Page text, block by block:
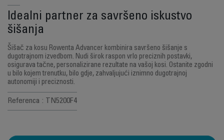
Idealni partner za savršeno iskustvo
šišanja
Šišač za kosu Rowenta Advancer kombinira savršeno šišanje s
dugotrajnom izvedbom. Nudi širok raspon vrlo preciznih postavki,
osigurava tačne, personalizirane rezultate na vašoj kosi. Ostanite zgodni
u bilo kojem trenutku, bilo gdje, zahvaljujući iznimno dugotrajnoj
autonomiji i preciznosti.
Referenca : TN5200F4